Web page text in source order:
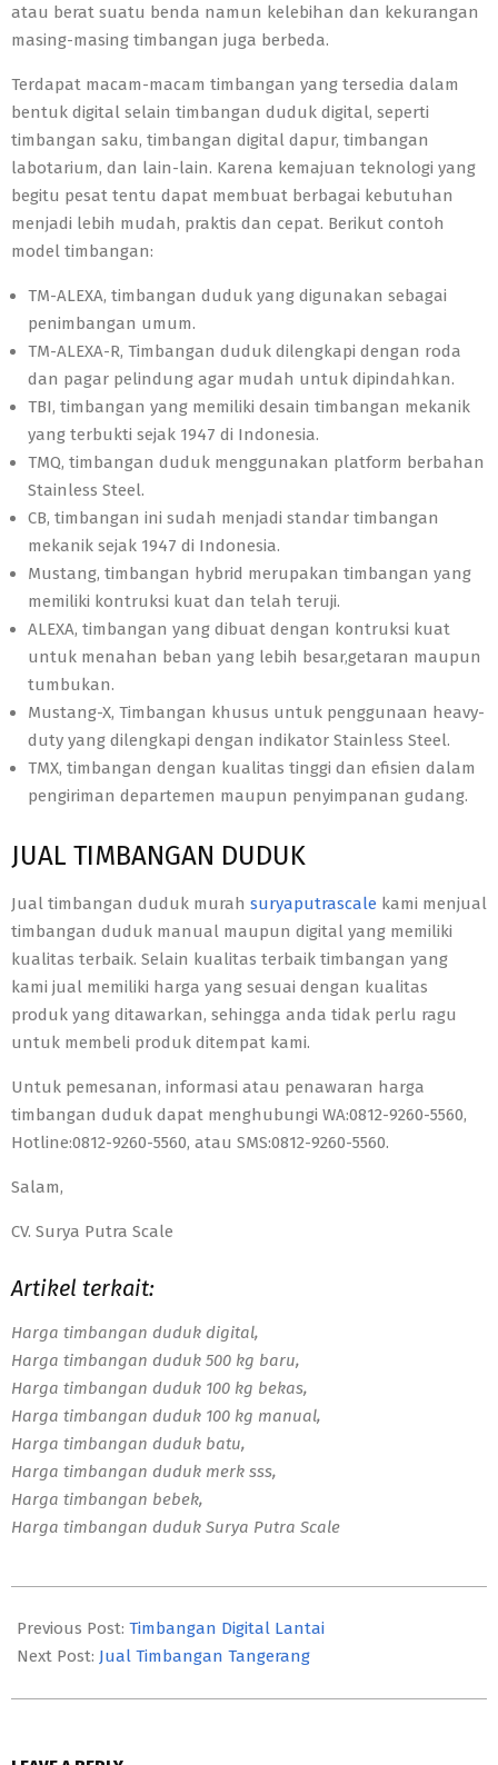
atau berat suatu benda namun kelebihan dan kekurangan
masing-masing timbangan juga berbeda.
Terdapat macam-macam timbangan yang tersedia dalam
bentuk digital selain timbangan duduk digital, seperti
timbangan saku, timbangan digital dapur, timbangan
labotarium, dan lain-lain. Karena kemajuan teknologi yang
begitu pesat tentu dapat membuat berbagai kebutuhan
menjadi lebih mudah, praktis dan cepat. Berikut contoh
model timbangan:
TM-ALEXA, timbangan duduk yang digunakan sebagai
penimbangan umum.
TM-ALEXA-R, Timbangan duduk dilengkapi dengan roda
dan pagar pelindung agar mudah untuk dipindahkan.
TBI, timbangan yang memiliki desain timbangan mekanik
yang terbukti sejak 1947 di Indonesia.
TMQ, timbangan duduk menggunakan platform berbahan
Stainless Steel.
CB, timbangan ini sudah menjadi standar timbangan
mekanik sejak 1947 di Indonesia.
Mustang, timbangan hybrid merupakan timbangan yang
memiliki kontruksi kuat dan telah teruji.
ALEXA, timbangan yang dibuat dengan kontruksi kuat
untuk menahan beban yang lebih besar,getaran maupun
tumbukan.
Mustang-X, Timbangan khusus untuk penggunaan heavy-
duty yang dilengkapi dengan indikator Stainless Steel.
TMX, timbangan dengan kualitas tinggi dan efisien dalam
pengiriman departemen maupun penyimpanan gudang.
JUAL TIMBANGAN DUDUK
Jual timbangan duduk murah suryaputrascale kami menjual
timbangan duduk manual maupun digital yang memiliki
kualitas terbaik. Selain kualitas terbaik timbangan yang
kami jual memiliki harga yang sesuai dengan kualitas
produk yang ditawarkan, sehingga anda tidak perlu ragu
untuk membeli produk ditempat kami.
Untuk pemesanan, informasi atau penawaran harga
timbangan duduk dapat menghubungi WA:0812-9260-5560,
Hotline:0812-9260-5560, atau SMS:0812-9260-5560.
Salam,
CV. Surya Putra Scale
Artikel terkait:
Harga timbangan duduk digital,
Harga timbangan duduk 500 kg baru,
Harga timbangan duduk 100 kg bekas,
Harga timbangan duduk 100 kg manual,
Harga timbangan duduk batu,
Harga timbangan duduk merk sss,
Harga timbangan bebek,
Harga timbangan duduk Surya Putra Scale
10-
28
Previous Post: Timbangan Digital Lantai
Next Post: Jual Timbangan Tangerang